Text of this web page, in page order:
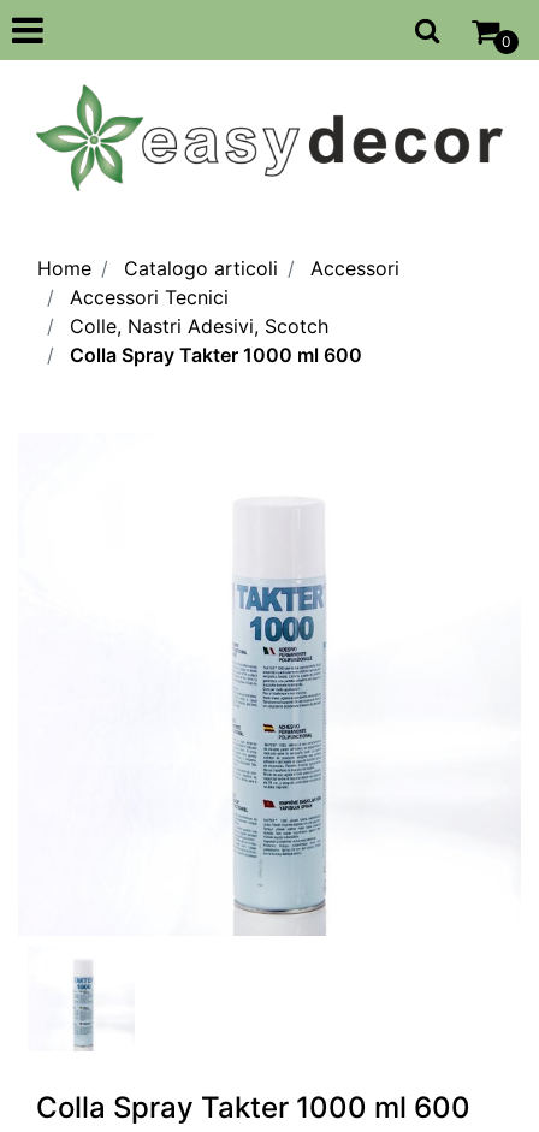
Open
0
Home Catalogo articoli
Accessori
Accessori Tecnici
Colle, Nastri Adesivi, Scotch
Colla Spray Takter 1000 ml 600
Colla Spray Takter 1000 ml 600